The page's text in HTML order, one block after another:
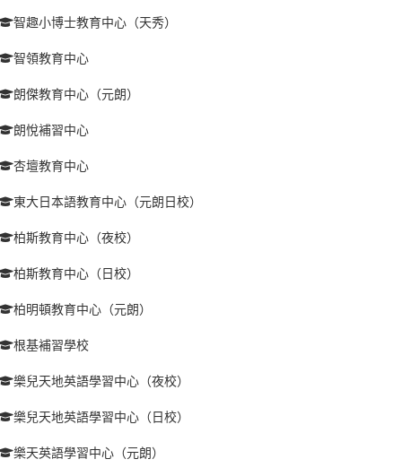
智趣小博士教育中心（天秀）
智領教育中心
朗傑教育中心（元朗）
朗悅補習中心
杏壇教育中心
東大日本語教育中心（元朗日校）
柏斯教育中心（夜校）
柏斯教育中心（日校）
柏明頓教育中心（元朗）
根基補習學校
樂兒天地英語學習中心（夜校）
樂兒天地英語學習中心（日校）
樂天英語學習中心（元朗）